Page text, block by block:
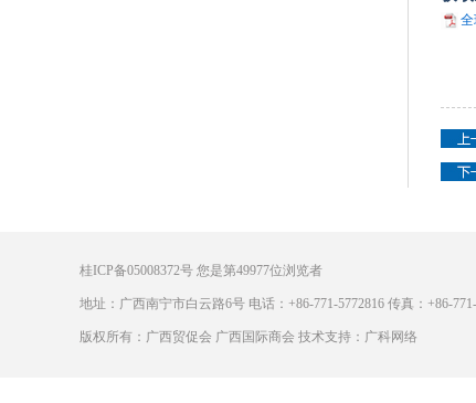
全
桂ICP备05008372号 您是第49977位浏览者
地址：广西南宁市白云路6号 电话：+86-771-5772816 传真：+86-
版权所有：广西贸促会 广西国际商会 技术支持：广科网络